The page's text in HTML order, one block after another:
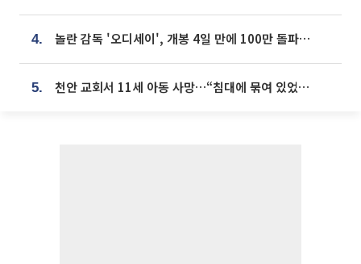
4. 놀란 감독 '오디세이', 개봉 4일 만에 100만 돌파⋯'왕사남' 보다 빠르다
5. 천안 교회서 11세 아동 사망…“침대에 묶여 있었다” 진술 확보